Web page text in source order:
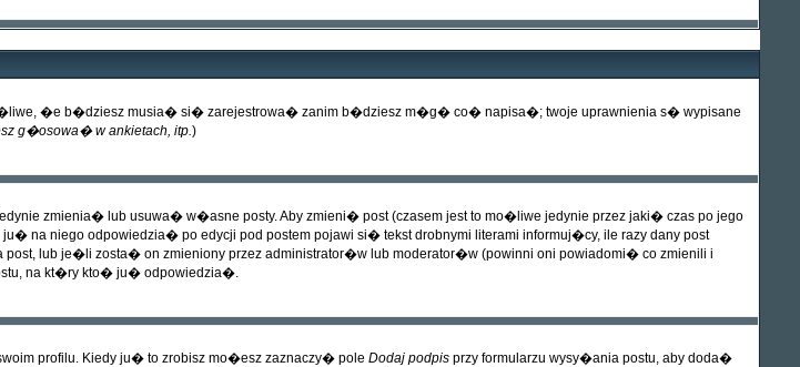
�e b�dziesz musia� si� zarejestrowa� zanim b�dziesz m�g� co� napisa�; twoje uprawnienia s� wypisane
g�osowa� w ankietach, itp.)
zmienia� lub usuwa� w�asne posty. Aby zmieni� post (czasem jest to mo�liwe jedynie przez jaki� czas po jego
na niego odpowiedzia� po edycji pod postem pojawi si� tekst drobnymi literami informuj�cy, ile razy dany post
lub je�li zosta� on zmieniony przez administrator�w lub moderator�w (powinni oni powiadomi� co zmienili i
na kt�ry kto� ju� odpowiedzia�.
profilu. Kiedy ju� to zrobisz mo�esz zaznaczy� pole Dodaj podpis przy formularzu wysy�ania postu, aby doda�